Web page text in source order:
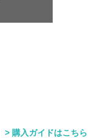
購入ガイドはこちら